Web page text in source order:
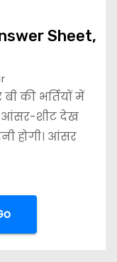
Sheet,
की भर्तियों में
आंसर-शीट देख
होगी। आंसर